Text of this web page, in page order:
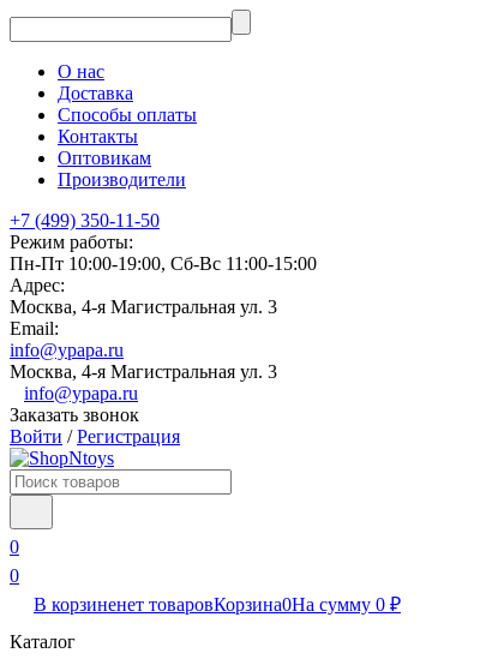
О нас
Доставка
Способы оплаты
Контакты
Оптовикам
Производители
+7 (499) 350-11-50
Режим работы:
Пн-Пт 10:00-19:00, Сб-Вс 11:00-15:00
Адрес:
Москва, 4-я Магистральная ул. 3
Email:
info@ypapa.ru
Москва, 4-я Магистральная ул. 3
info@ypapa.ru
Заказать звонок
Войти /Регистрация
0
0
В корзиненет товаровКорзина0На сумму 0 ₽
Каталог